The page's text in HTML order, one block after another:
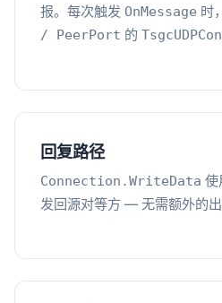
报。每次触发 OnMessage 时
/ PeerPort 的
回复路径
Connection.WriteData 使
发回源对等方 — 无需额外的出